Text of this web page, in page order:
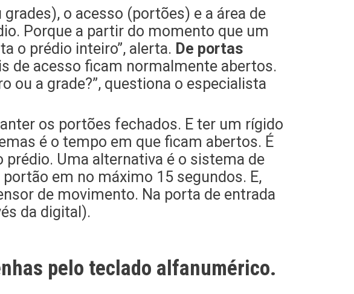
o acesso (portões) e a área de
Porque a partir do momento que um
o prédio inteiro”, alerta. De portas
de acesso ficam normalmente abertos.
ou a grade?”, questiona o especialista
os portões fechados. E ter um rígido
é o tempo em que ficam abertos. É
Uma alternativa é o sistema de
em no máximo 15 segundos. E,
de movimento. Na porta de entrada
da digital).
pelo teclado alfanumérico.